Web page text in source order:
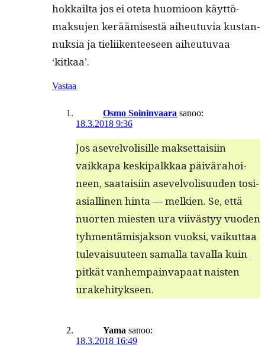
hokkail­ta jos ei ote­ta huomioon käyt­tö­
mak­su­jen keräämis­es­tä aiheutu­via kus­tan­
nuk­sia ja tieli­iken­teeseen aiheutu­vaa
‘kitkaa’.
Vastaa
Osmo Soininvaara sanoo:
18.3.2018 9:36
Jos asevelvolisille mak­set­taisi­in
vaikka­pa keskipalkkaa päivära­hoi­
neen, saataisi­in asevelvolisu­u­den tosi­
asialli­nen hin­ta — melkien. Se, että
nuorten miesten ura viivästyy vuo­den
tyh­men­tämis­jak­son vuok­si, vaikut­taa
tule­vaisu­u­teen samal­la taval­la kuin
pitkät van­hempainva­paat nais­ten
urakehitykseen.
Yama sanoo:
18.3.2018 16:49